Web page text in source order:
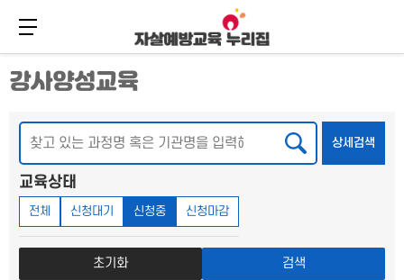
주
메
뉴
본
문
바
메뉴 버튼
강사양성교육
검색
상세검색
교육상태
전체 신청대기 신청중 신청마감
초기화 검색